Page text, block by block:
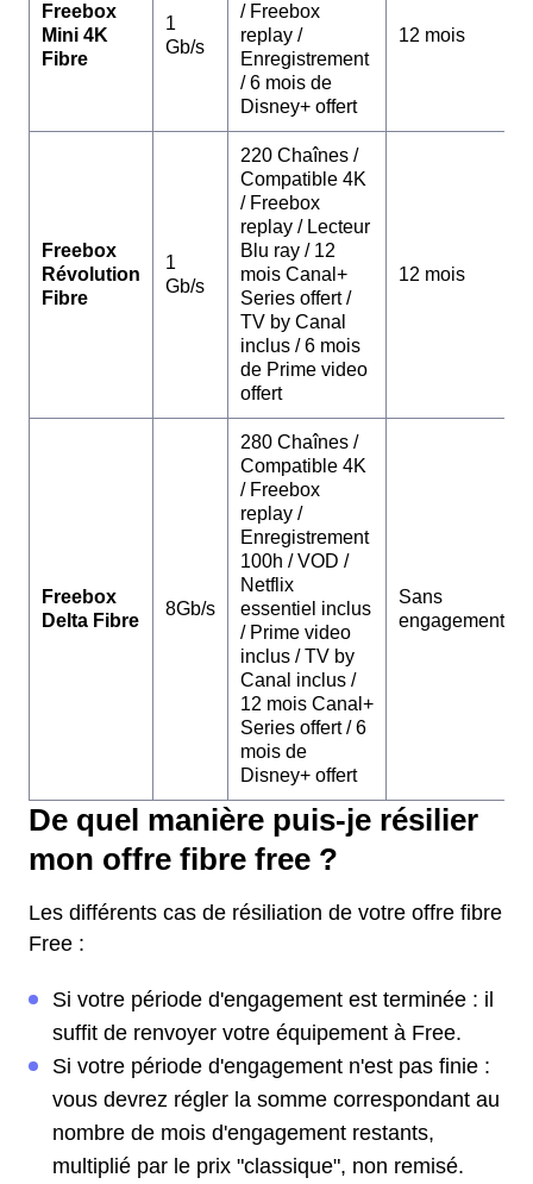
Freebox
Mini 4K
Fibre
1
Gb/s
/ Freebox
replay /
Enregistrement
/ 6 mois de
Disney+ offert
12 mois
Freebox
Révolution
Fibre
1
Gb/s
220 Chaînes /
Compatible 4K
/ Freebox
replay / Lecteur
Blu ray / 12
mois Canal+
Series offert /
TV by Canal
inclus / 6 mois
de Prime video
offert
12 mois
Freebox
Delta Fibre
8Gb/s
280 Chaînes /
Compatible 4K
/ Freebox
replay /
Enregistrement
100h / VOD /
Netflix
essentiel inclus
/ Prime video
inclus / TV by
Canal inclus /
12 mois Canal+
Series offert / 6
mois de
Disney+ offert
Sans
engagement
De quel manière puis-je résilier
mon offre fibre free ?
Les différents cas de résiliation de votre offre fibre
Free :
Si votre période d'engagement est terminée : il
suffit de renvoyer votre équipement à Free.
Si votre période d'engagement n'est pas finie :
vous devrez régler la somme correspondant au
nombre de mois d'engagement restants,
multiplié par le prix "classique", non remisé.